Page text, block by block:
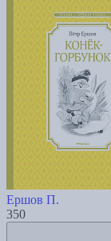
Ершов П.
350